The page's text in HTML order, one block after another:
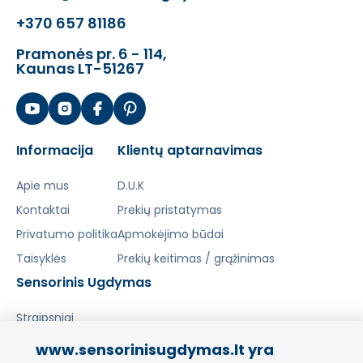
plokštų blokų, 3D blokų, traukinių ir
geležinkelių, lėlių namų ir teatrų, dėlionės,
žaidimų, miniatiūrinių žaislų, mokyklinių
priemonių ir daug daugiau.
Rinkinys sudarytas iš 3 produkto pakuočių
Šis aprašymas išverstas naudojant dirbtinį
intelektą. Atsiprašome už galimas klaidas,
+370 657 81186
Pramonės pr. 6 - 114,
Kaunas LT-51267
Informacija
Apie mus
Kontaktai
Privatumo politika
Taisyklės
Klientų aptarnavimas
D.U.K
Prekių pristatymas
Apmokėjimo būdai
Prekių keitimas / grąžinimas
Sensorinis Ugdymas
Straipsniai
www.sensorinisugdymas.lt yra